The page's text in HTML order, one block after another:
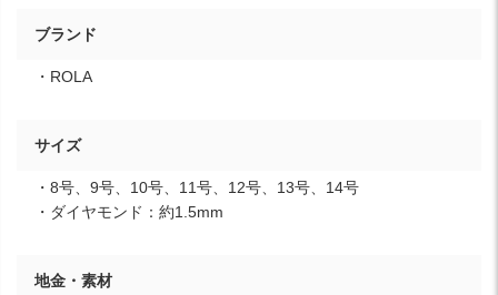
ブランド
・ROLA
サイズ
・8号、9号、10号、11号、12号、13号、14号
・ダイヤモンド：約1.5mm
地金・素材